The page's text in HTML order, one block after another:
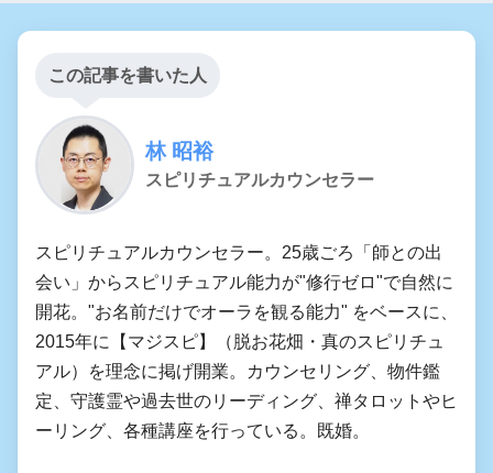
この記事を書いた人
林 昭裕
スピリチュアルカウンセラー
スピリチュアルカウンセラー。25歳ごろ「師との出
会い」からスピリチュアル能力が"修行ゼロ"で自然に
開花。"お名前だけでオーラを観る能力" をベースに、
2015年に【マジスピ】（脱お花畑・真のスピリチュ
アル）を理念に掲げ開業。カウンセリング、物件鑑
定、守護霊や過去世のリーディング、禅タロットやヒ
ーリング、各種講座を行っている。既婚。